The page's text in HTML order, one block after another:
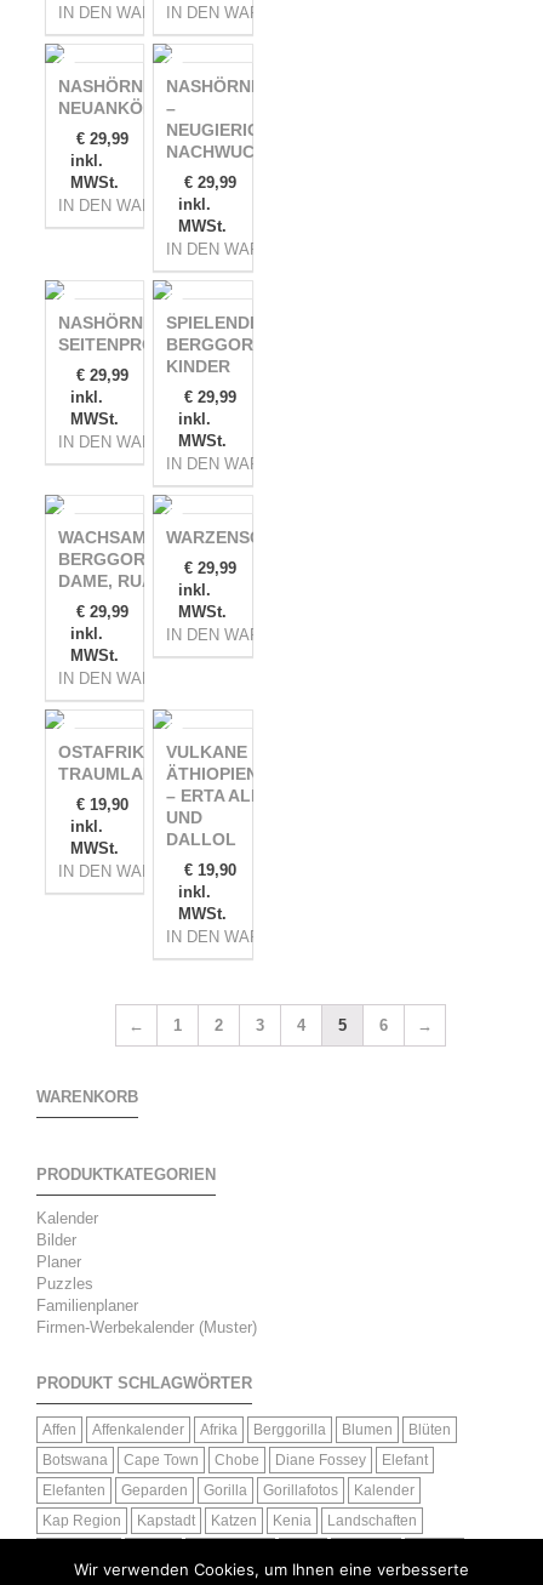
IN DEN WARENKORBIN DEN WARENKORB
NASHÖRNER –
NEUANKÖMMLING
€ 29,99
inkl.
MWSt.
IN DEN WARENKORB
NASHÖRNER
–
NEUGIERIGER
NACHWUCHS
€ 29,99
inkl.
MWSt.
IN DEN WARENKORB
NASHÖRNER –
SEITENPROFIL
€ 29,99
inkl.
MWSt.
IN DEN WARENKORB
SPIELENDE
BERGGORILLA-
KINDER
€ 29,99
inkl.
MWSt.
IN DEN WARENKORB
WACHSAME
BERGGORILLA-
DAME, RUANDA
€ 29,99
inkl.
MWSt.
IN DEN WARENKORB
WARZENSCHWEINBABY
€ 29,99
inkl.
MWSt.
IN DEN WARENKORB
OSTAFRIKAS
TRAUMLANDSCHAFTEN
€ 19,90
inkl.
MWSt.
IN DEN WARENKORB
VULKANE
ÄTHIOPIENS
– ERTA ALE
UND
DALLOL
€ 19,90
inkl.
MWSt.
IN DEN WARENKORB
← 1 2 3 4 5 6 →
WARENKORB
PRODUKTKATEGORIEN
Kalender
Bilder
Planer
Puzzles
Familienplaner
Firmen-Werbekalender (Muster)
PRODUKT SCHLAGWÖRTER
Affen Affenkalender Afrika Berggorilla Blumen
Blüten
Botswana
Cape Town Chobe Diane Fossey
Elefant
Elefanten
Geparden Gorilla Gorillafotos
Kalender
Kap Region
Kapstadt Katzen Kenia
Landschaften
Raubkatzen Raubtiere Silberrücken
Wir verwenden Cookies, um Ihnen eine verbesserte